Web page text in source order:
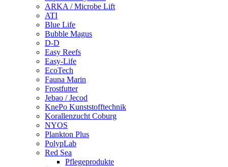
ARKA / Microbe Lift
ATI
Blue Life
Bubble Magus
D-D
Easy Reefs
Easy-Life
EcoTech
Fauna Marin
Frostfutter
Jebao / Jecod
KnePo Kunststofftechnik
Korallenzucht Coburg
NYOS
Plankton Plus
PolypLab
Red Sea
Pflegeprodukte